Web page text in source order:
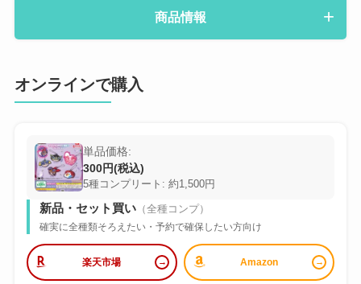
商品情報
オンラインで購入
単品価格:
300円(税込)
5種コンプリート: 約1,500円
新品・セット買い（全種コンプ）
確実に全種類そろえたい・予約で確保したい方向け
楽天市場 Amazon